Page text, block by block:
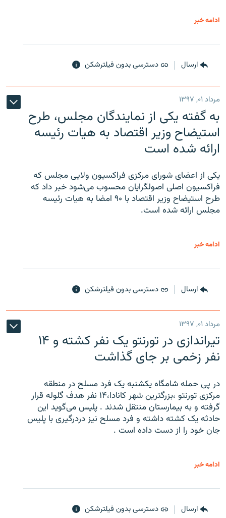
ادامه خبر
ارسال دسترسی بدون فیلترشکن
مرداد ۰۱, ۱۳۹۷
به گفته یکی از نمایندگان مجلس، طرح
استیضاح وزیر اقتصاد به هیات رئیسه
ارائه شده است
یکی از اعضای شورای مرکزی فراکسیون ولایی مجلس که
فراکسیون اصلی اصولگرایان محسوب می‌شود خبر داد که
طرح استیضاح وزیر اقتصاد با ۹۰ امضا به هیات رئیسه
مجلس ارائه شده است.
ادامه خبر
ارسال دسترسی بدون فیلترشکن
مرداد ۰۱, ۱۳۹۷
تیراندازی در تورنتو یک نفر کشته و ۱۴
نفر زخمی بر جای گذاشت
در پی حمله شامگاه یکشنبه یک فرد مسلح در منطقه
مرکزی تورنتو ،‌بزرگترین شهر کانادا،۱۴ نفر هدف گلوله قرار
گرفته و به بیمارستان منتقل شدند . پلیس می‌گوید این
حادثه یک کشته داشته و فرد مسلح نیز دردرگیری با پلیس
جان خود را از دست داده است .
ادامه خبر
ارسال دسترسی بدون فیلترشکن